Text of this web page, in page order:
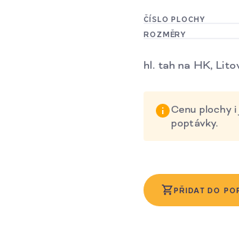
ČÍSLO PLOCHY
ROZMĚRY
hl. tah na HK,
Cenu plochy
poptávky.
PŘIDAT DO
2